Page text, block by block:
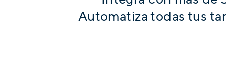
Automatiza todas tus